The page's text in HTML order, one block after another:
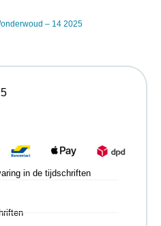
– 14 2025
in de tijdschriften